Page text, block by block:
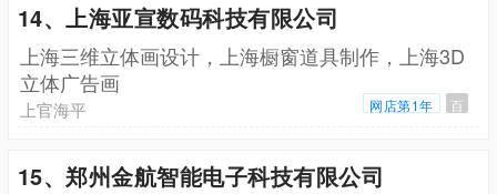
14、上海亚宣数码科技有限公司
上海三维立体画设计，上海橱窗道具制作，上海3D
立体广告画
上官海平 网店第1年 百
15、郑州金航智能电子科技有限公司